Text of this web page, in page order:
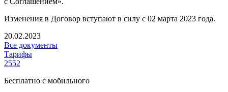
Изменения в Договор вступают в силу с 02 марта 2023 года.
20.02.2023
Все документы
Тарифы
2552
Бесплатно с мобильного